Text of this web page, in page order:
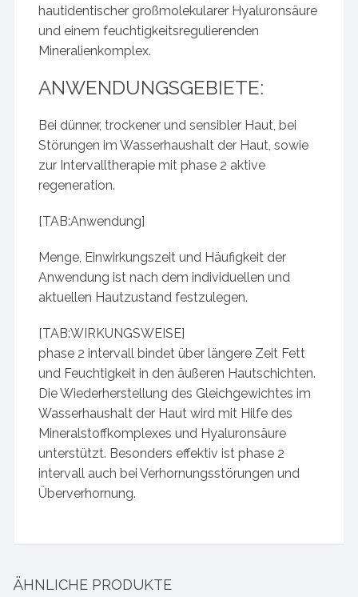
hautidentischer großmolekularer Hyaluronsäure
und einem feuchtigkeitsregulierenden
Mineralienkomplex.
ANWENDUNGSGEBIETE:
Bei dünner, trockener und sensibler Haut, bei
Störungen im Wasserhaushalt der Haut, sowie
zur Intervalltherapie mit phase 2 aktive
regeneration.
[TAB:Anwendung]
Menge, Einwirkungszeit und Häufigkeit der
Anwendung ist nach dem individuellen und
aktuellen Hautzustand festzulegen.
[TAB:WIRKUNGSWEISE]
phase 2 intervall bindet über längere Zeit Fett
und Feuchtigkeit in den äußeren Hautschichten.
Die Wiederherstellung des Gleichgewichtes im
Wasserhaushalt der Haut wird mit Hilfe des
Mineralstoffkomplexes und Hyaluronsäure
unterstützt. Besonders effektiv ist phase 2
intervall auch bei Verhornungsstörungen und
Überverhornung.
ÄHNLICHE PRODUKTE